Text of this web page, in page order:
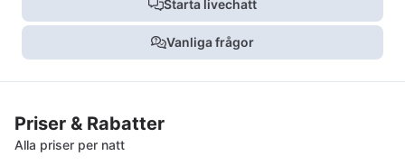
Starta livechatt
Vanliga frågor
Priser & Rabatter
Alla priser per natt